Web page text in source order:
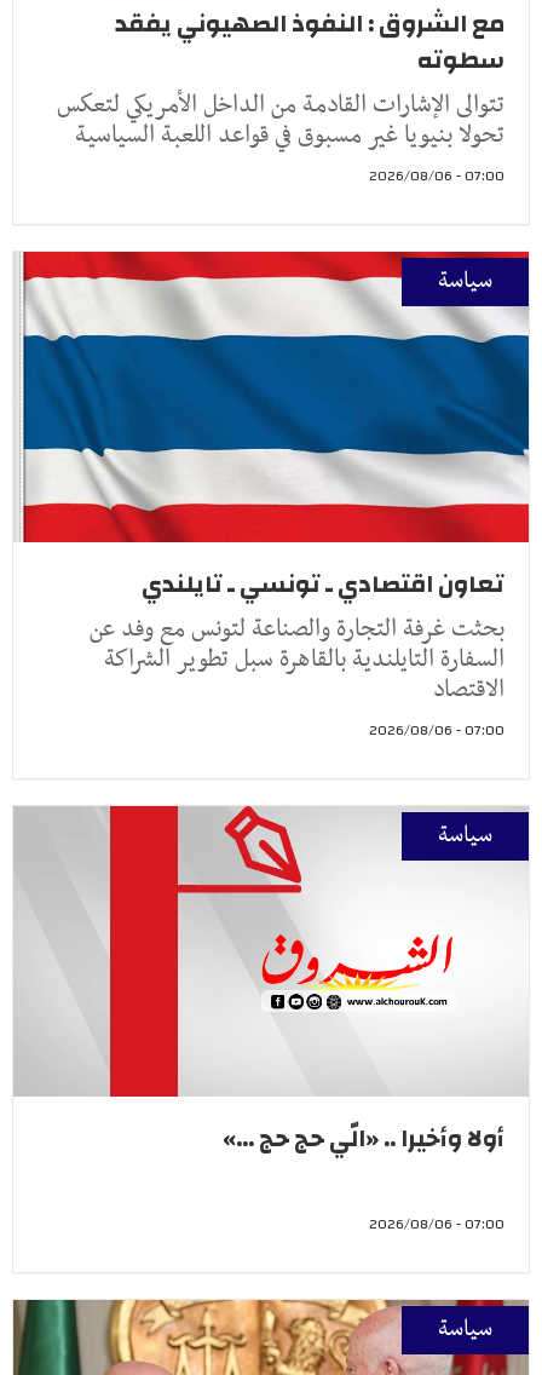
مع الشروق : النفوذ الصهيوني يفقد
سطوته
تتوالى الإشارات القادمة من الداخل الأمريكي لتعكس
تحولا بنيويا غير مسبوق في قواعد اللعبة السياسية
07:00 - 2026/08/06
سياسة
تعاون اقتصادي ـ تونسي ـ تايلندي
بحثت غرفة التجارة والصناعة لتونس مع وفد عن
السفارة التايلندية بالقاهرة سبل تطوير الشراكة
الاقتصاد
07:00 - 2026/08/06
سياسة
أولا وأخيرا .. «الّي حج حج ...»
07:00 - 2026/08/06
سياسة